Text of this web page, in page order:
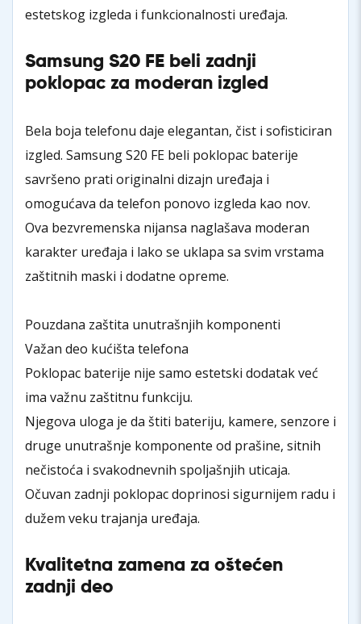
estetskog izgleda i funkcionalnosti uređaja.
Samsung S20 FE beli zadnji
poklopac za moderan izgled
Bela boja telefonu daje elegantan, čist i sofisticiran
izgled. Samsung S20 FE beli poklopac baterije
savršeno prati originalni dizajn uređaja i
omogućava da telefon ponovo izgleda kao nov.
Ova bezvremenska nijansa naglašava moderan
karakter uređaja i lako se uklapa sa svim vrstama
zaštitnih maski i dodatne opreme.
Pouzdana zaštita unutrašnjih komponenti
Važan deo kućišta telefona
Poklopac baterije nije samo estetski dodatak već
ima važnu zaštitnu funkciju.
Njegova uloga je da štiti bateriju, kamere, senzore i
druge unutrašnje komponente od prašine, sitnih
nečistoća i svakodnevnih spoljašnjih uticaja.
Očuvan zadnji poklopac doprinosi sigurnijem radu i
dužem veku trajanja uređaja.
Kvalitetna zamena za oštećen
zadnji deo